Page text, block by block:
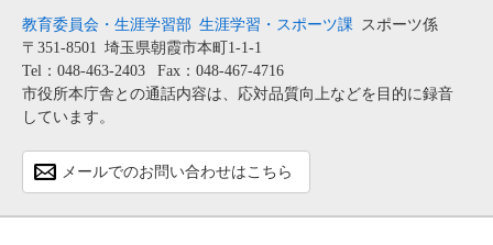
教育委員会・生涯学習部 生涯学習・スポーツ課 スポーツ係
〒351-8501 埼玉県朝霞市本町1-1-1
Tel：048-463-2403
Fax：048-467-4716
市役所本庁舎との通話内容は、応対品質向上などを目的に録音
しています。
メールでのお問い合わせはこちら